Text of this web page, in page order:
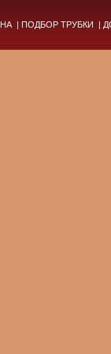
| ПОДБОР ТРУБКИ |